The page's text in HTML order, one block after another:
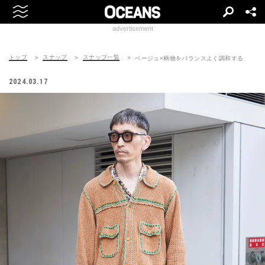
advertisement
トップ スナップ スナップ一覧 ベージュ×柄物をバランスよく調和する
2024.03.17